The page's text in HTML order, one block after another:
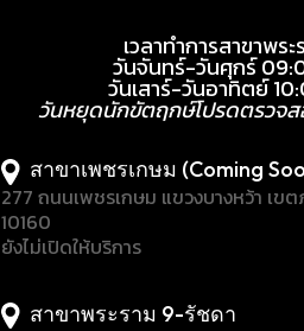
เวลาทำการสาขาพร
วันจันทร์-วันศุกร์
วันเสาร์-วันอาทิตย์
วันหยุดนักขัตฤกษ์โปรดตรวจ
สาขาเพชรเกษม (Coming
277 ถนนเพชรเกษม แขวงบางหว้า เข
10160
ยังไม่เปิดให้บริการ
สาขาพระราม 9-รัชดา